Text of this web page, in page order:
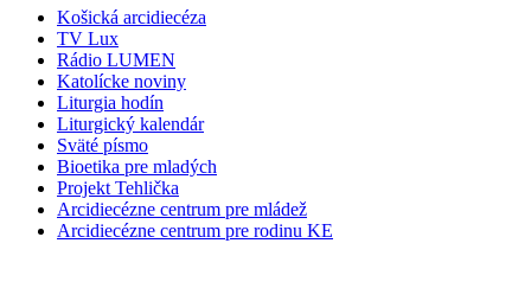
Košická arcidiecéza
TV Lux
Rádio LUMEN
Katolícke noviny
Liturgia hodín
Liturgický kalendár
Sväté písmo
Bioetika pre mladých
Projekt Tehlička
Arcidiecézne centrum pre mládež
Arcidiecézne centrum pre rodinu KE